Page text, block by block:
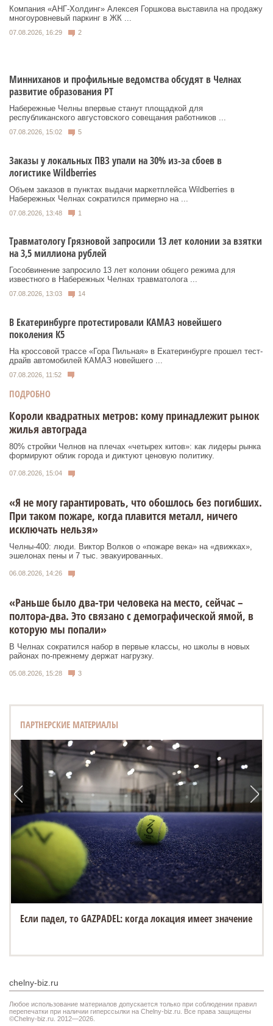
Компания «АНГ-Холдинг» Алексея Горшкова выставила на продажу
многоуровневый паркинг в ЖК ...
07.08.2026, 16:29 2
Минниханов и профильные ведомства обсудят в Челнах
развитие образования РТ
Набережные Челны впервые станут площадкой для
республиканского августовского совещания работников ...
07.08.2026, 15:02 5
Заказы у локальных ПВЗ упали на 30% из-за сбоев в
логистике Wildberries
Объем заказов в пунктах выдачи маркетплейса Wildberries в
Набережных Челнах сократился примерно на ...
07.08.2026, 13:48 1
Травматологу Грязновой запросили 13 лет колонии за взятки
на 3,5 миллиона рублей
Гособвинение запросило 13 лет колонии общего режима для
известного в Набережных Челнах травматолога ...
07.08.2026, 13:03 14
В Екатеринбурге протестировали КАМАЗ новейшего
поколения К5
На кроссовой трассе «Гора Пильная» в Екатеринбурге прошел тест-
драйв автомобилей КАМАЗ новейшего ...
07.08.2026, 11:52
ПОДРОБНО
Короли квадратных метров: кому принадлежит рынок
жилья автограда
80% стройки Челнов на плечах «четырех китов»: как лидеры рынка
формируют облик города и диктуют ценовую политику.
07.08.2026, 15:04
«Я не могу гарантировать, что обошлось без погибших.
При таком пожаре, когда плавится металл, ничего
исключать нельзя»
Челны-400: люди. Виктор Волков о «пожаре века» на «движках»,
эшелонах пены и 7 тыс. эвакуированных.
06.08.2026, 14:26
«Раньше было два-три человека на место, сейчас –
полтора-два. Это связано с демографической ямой, в
которую мы попали»
В Челнах сократился набор в первые классы, но школы в новых
районах по-прежнему держат нагрузку.
05.08.2026, 15:28 3
ПАРТНЕРСКИЕ МАТЕРИАЛЫ
Если падел, то GAZPADEL: когда локация имеет значение
chelny-biz.ru
Любое использование материалов допускается только при соблюдении правил
перепечатки при наличии гиперссылки на Chelny-biz.ru. Все права защищены
©Chelny-biz.ru. 2012—2026.